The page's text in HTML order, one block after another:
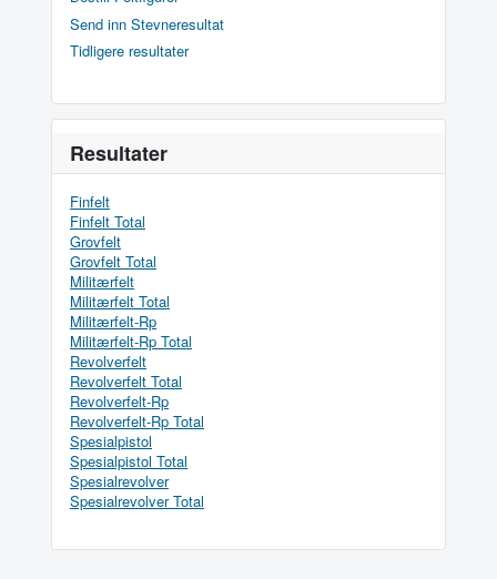
Send inn Stevneresultat
Tidligere resultater
Resultater
Finfelt
Finfelt Total
Grovfelt
Grovfelt Total
Militærfelt
Militærfelt Total
Militærfelt-Rp
Militærfelt-Rp Total
Revolverfelt
Revolverfelt Total
Revolverfelt-Rp
Revolverfelt-Rp Total
Spesialpistol
Spesialpistol Total
Spesialrevolver
Spesialrevolver Total